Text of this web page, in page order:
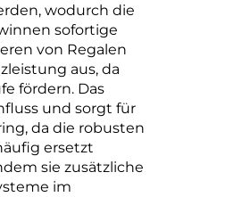
wodurch die
sofortige
von Regalen
aus, da
fördern. Das
und sorgt für
da die robusten
ersetzt
sie zusätzliche
im